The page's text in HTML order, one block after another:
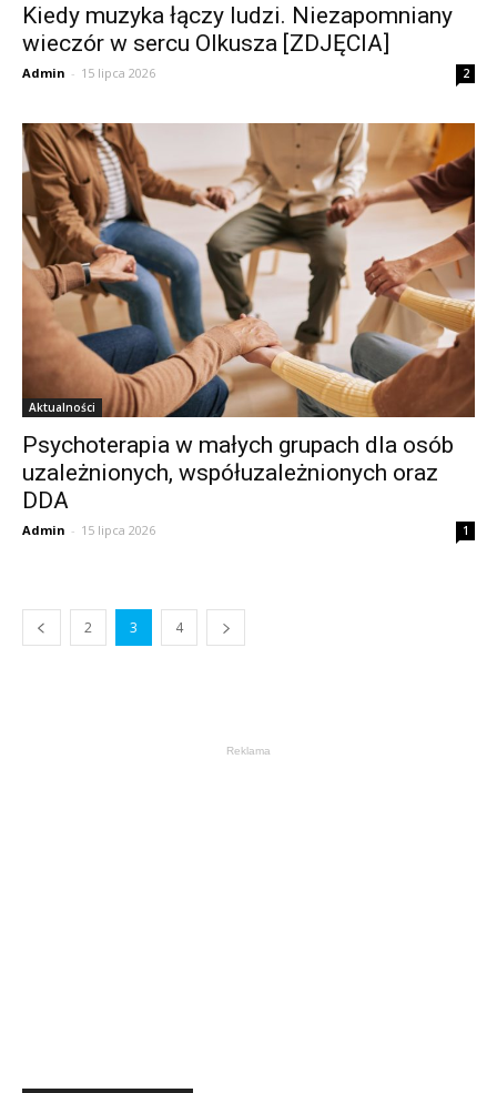
Kiedy muzyka łączy ludzi. Niezapomniany
wieczór w sercu Olkusza [ZDJĘCIA]
Admin - 15 lipca 2026 2
Aktualności
Psychoterapia w małych grupach dla osób
uzależnionych, współuzależnionych oraz
DDA
Admin - 15 lipca 2026 1
2 3 4
Reklama